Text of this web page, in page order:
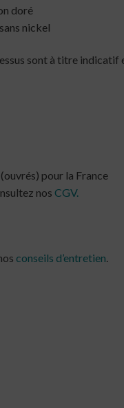
doré
nickel
sont à titre indicatif
pour la France
nos CGV.
conseils d’entretien.